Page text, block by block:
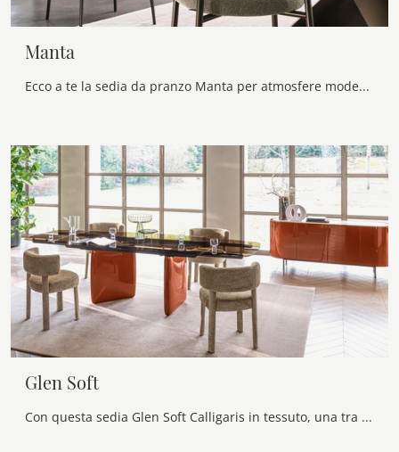
Manta
Ecco a te la sedia da pranzo Manta per atmosfere moderne, tra le più belle Sedie fisse di Calligaris.
Glen Soft
Con questa sedia Glen Soft Calligaris in tessuto, una tra le nostre sedute fisse design, potrai valorizzare i tuoi spazi.